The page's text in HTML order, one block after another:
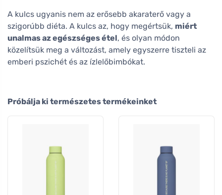
A kulcs ugyanis nem az erősebb akaraterő vagy a
szigorúbb diéta. A kulcs az, hogy megértsük, miért
unalmas az egészséges étel, és olyan módon
közelítsük meg a változást, amely egyszerre tiszteli az
emberi pszichét és az ízlelőbimbókat.
Próbálja ki természetes termékeinket